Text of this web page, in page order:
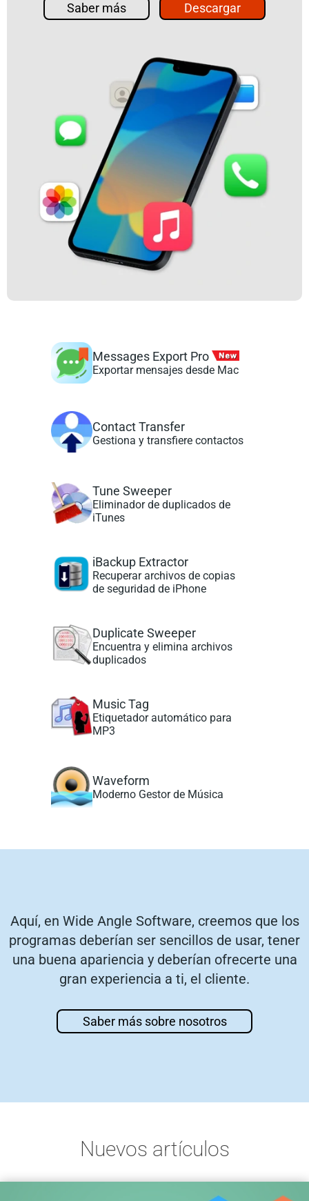
Saber más Descargar
Messages Export Pro
Exportar mensajes desde Mac
Contact Transfer
Gestiona y transfiere contactos
Tune Sweeper
Eliminador de duplicados de
iTunes
iBackup Extractor
Recuperar archivos de copias
de seguridad de iPhone
Duplicate Sweeper
Encuentra y elimina archivos
duplicados
Music Tag
Etiquetador automático para
MP3
Waveform
Moderno Gestor de Música
Aquí, en Wide Angle Software, creemos que los
programas deberían ser sencillos de usar, tener
una buena apariencia y deberían ofrecerte una
gran experiencia a ti, el cliente.
Saber más sobre nosotros
Nuevos artículos